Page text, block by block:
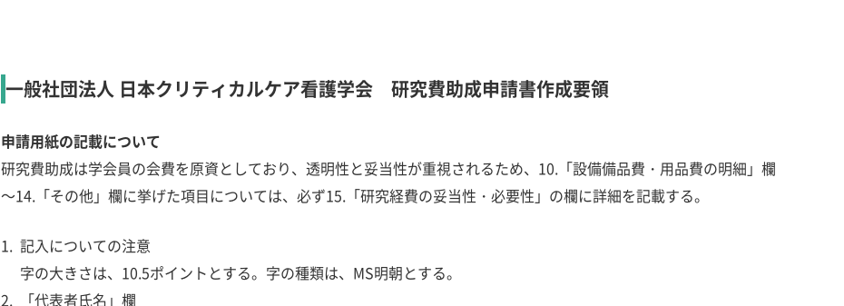
一般社団法人 日本クリティカルケア看護学会 研究費助成申請書作成要領
申請用紙の記載について
研究費助成は学会員の会費を原資としており、透明性と妥当性が重視されるため、10.「設備備品費・用品費の明細」欄
～14.「その他」欄に挙げた項目については、必ず15.「研究経費の妥当性・必要性」の欄に詳細を記載する。
記入についての注意
字の大きさは、10.5ポイントとする。字の種類は、MS明朝とする。
「代表者氏名」欄